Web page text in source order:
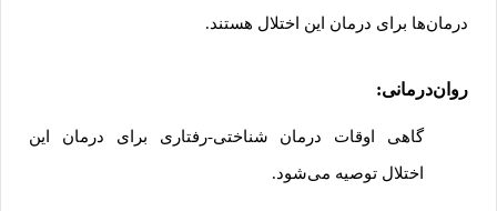
درمان‌ها برای درمان این اختلال هستند.
روان‌درمانی:
گاهی اوقات درمان شناختی-رفتاری برای درمان این
اختلال توصیه می‌شود.